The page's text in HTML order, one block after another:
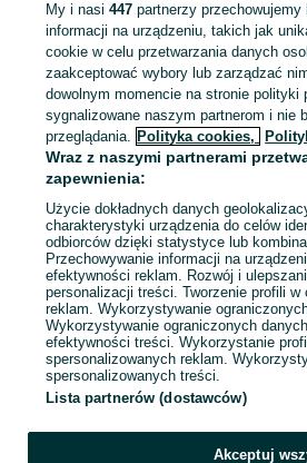
Zaloguj się lub załóż konto na OLX,
sprzedającym
Zaloguj się / Załóż konto
Wyślij wiadomość
My i nasi447 partnerzy
informacji na urządzeniu, takich jak
cookie w celu przetwarzania danych
zaakceptować wybory lub zarządzać
dowolnym momencie na stronie polityki
sygnalizowane naszym partnerom i nie
przeglądania. Polityka cookies,
Wraz z naszymi partnerami
zapewnienia:
Użycie dokładnych danych
charakterystyki urządzenia do celów
odbiorców dzięki statystyce lub
Przechowywanie informacji na
efektywności reklam. Rozwój i
personalizacji treści. Tworzenie profili
reklam. Wykorzystywanie
Wykorzystywanie ograniczonych
efektywności treści. Wykorzystanie
spersonalizowanych reklam.
spersonalizowanych treści.
Lista partnerów (dostawców)
Akceptuj